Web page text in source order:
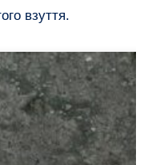
взуття.